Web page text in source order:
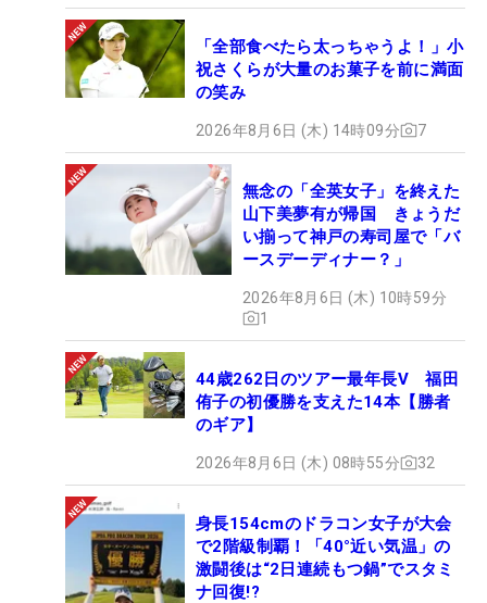
「全部食べたら太っちゃうよ！」小
祝さくらが大量のお菓子を前に満面
の笑み
2026年8月6日 (木) 14時09分 7
無念の「全英女子」を終えた
山下美夢有が帰国 きょうだ
い揃って神戸の寿司屋で「バ
ースデーディナー？」
2026年8月6日 (木) 10時59分
1
44歳262日のツアー最年長V 福田
侑子の初優勝を支えた14本【勝者
のギア】
2026年8月6日 (木) 08時55分 32
身長154cmのドラコン女子が大会
で2階級制覇！「40°近い気温」の
激闘後は“2日連続もつ鍋”でスタミ
ナ回復!?